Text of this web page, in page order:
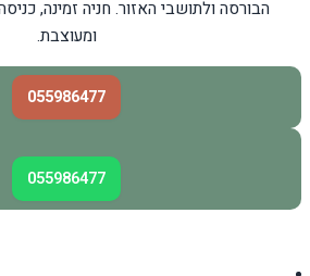
הבורסה ולתושבי האזור. חניה זמינה,
ומעוצבת.
055986477
055986477